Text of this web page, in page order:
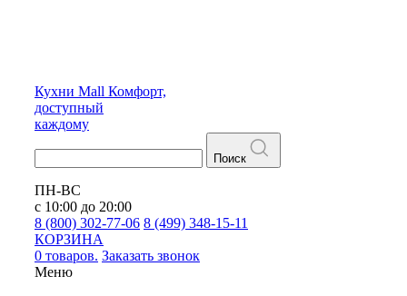
Кухни Mall Комфорт,
доступный
каждому
Поиск
ПН-ВС
с 10:00 до 20:00
8 (800) 302-77-06 8 (499) 348-15-11
КОРЗИНА
0 товаров. Заказать звонок
Меню